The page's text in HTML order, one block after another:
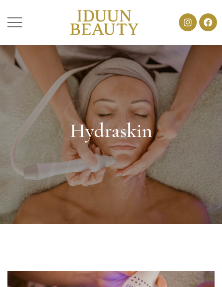
Soin
Visage
Hydraskin